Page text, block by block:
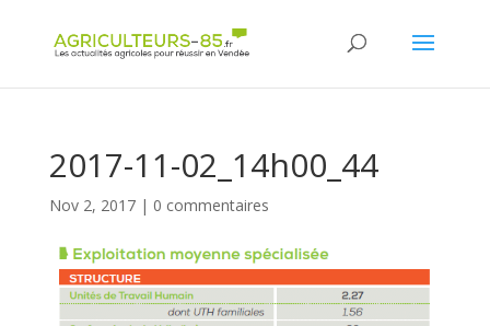
2017-11-02_14h00_44
Nov 2, 2017| 0 commentaires